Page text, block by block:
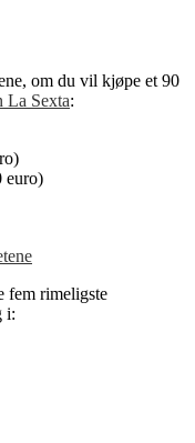
om du vil kjøpe et 90
La Sexta:
euro)
fem rimeligste
i: